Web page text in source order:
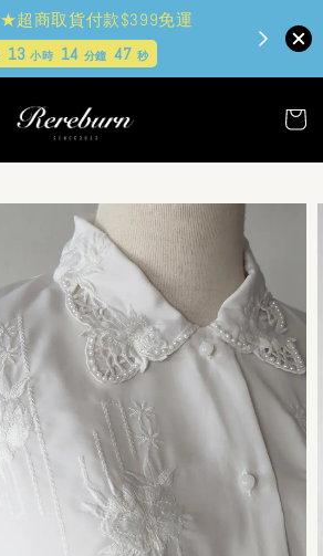
超商取貨付款$399免運
13小時 14 分鐘 46 秒